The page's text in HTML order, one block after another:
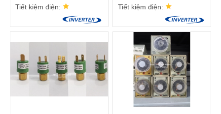
Tiết kiệm điện: Tiết kiệm điện: